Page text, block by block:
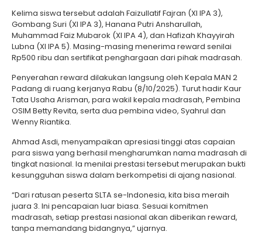
Kelima siswa tersebut adalah Faizullatif Fajran (XI IPA 3),
Gombang Suri (XI IPA 3), Hanana Putri Ansharullah,
Muhammad Faiz Mubarok (XI IPA 4), dan Hafizah Khayyirah
Lubna (XI IPA 5). Masing-masing menerima reward senilai
Rp500 ribu dan sertifikat penghargaan dari pihak madrasah.
Penyerahan reward dilakukan langsung oleh Kepala MAN 2
Padang di ruang kerjanya Rabu (8/10/2025). Turut hadir Kaur
Tata Usaha Arisman, para wakil kepala madrasah, Pembina
OSIM Betty Revita, serta dua pembina video, Syahrul dan
Wenny Riantika.
Ahmad Asdi, menyampaikan apresiasi tinggi atas capaian
para siswa yang berhasil mengharumkan nama madrasah di
tingkat nasional. Ia menilai prestasi tersebut merupakan bukti
kesungguhan siswa dalam berkompetisi di ajang nasional.
“Dari ratusan peserta SLTA se-Indonesia, kita bisa meraih
juara 3. Ini pencapaian luar biasa. Sesuai komitmen
madrasah, setiap prestasi nasional akan diberikan reward,
tanpa memandang bidangnya,” ujarnya.